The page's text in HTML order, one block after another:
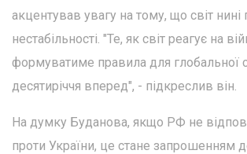
акцентував увагу на тому, що світ
нестабільності. "Те, як світ реагує на
формуватиме правила для глобальної
десятиріччя вперед", - підкреслив він.
На думку Буданова, якщо РФ не
проти України, це стане запрошенням